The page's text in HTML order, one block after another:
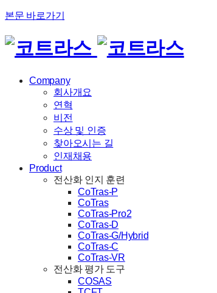
본문 바로가기
Company
회사개요
연혁
비전
수상 및 인증
찾아오시는 길
인재채용
Product
전산화 인지 훈련
CoTras-P
CoTras
CoTras-Pro2
CoTras-D
CoTras-G/Hybrid
CoTras-C
CoTras-VR
전산화 평가 도구
COSAS